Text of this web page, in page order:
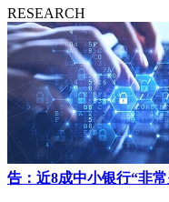
RESEARCH
告：近8成中小银行“非